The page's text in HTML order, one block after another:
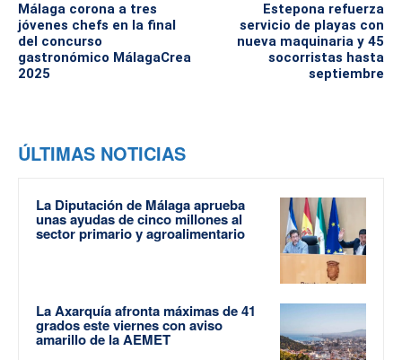
Málaga corona a tres
jóvenes chefs en la final
del concurso
gastronómico MálagaCrea
2025
Estepona refuerza
servicio de playas con
nueva maquinaria y 45
socorristas hasta
septiembre
ÚLTIMAS NOTICIAS
La Diputación de Málaga aprueba
unas ayudas de cinco millones al
sector primario y agroalimentario
La Axarquía afronta máximas de 41
grados este viernes con aviso
amarillo de la AEMET